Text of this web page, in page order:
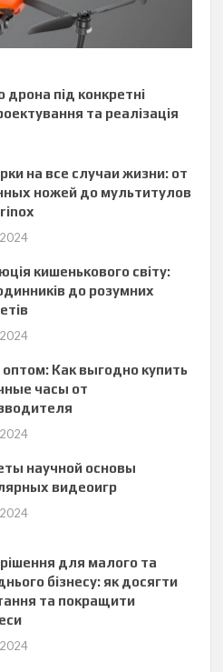
дрона під конкретні
та реалізація
на все случаи жизни: от
ножей до мультитулов
кишенькового світу:
до розумних
Как выгодно купить
часы от
научной основы
видеоигр
для малого та
бізнесу: як досягти
та покращити